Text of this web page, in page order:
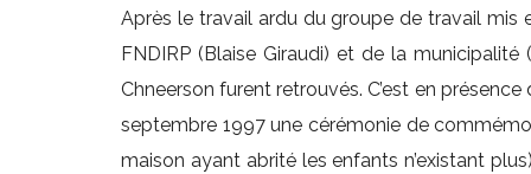
Après le travail ardu du groupe de travail mis
FNDIRP (Blaise Giraudi) et de la
Chneerson furent retrouvés. C’est en
septembre 1997 une cérémonie de
maison ayant abrité les enfants n’existant